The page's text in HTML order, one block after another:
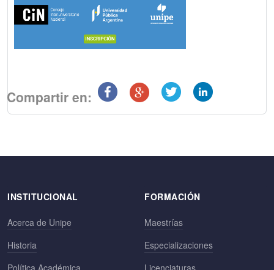
Compartir en:
INSTITUCIONAL
Acerca de Unipe
Historia
FORMACIÓN
Maestrías
Especializaciones